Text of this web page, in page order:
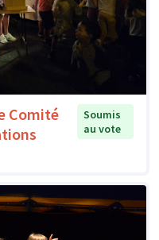
Comité
Soumis
au vote